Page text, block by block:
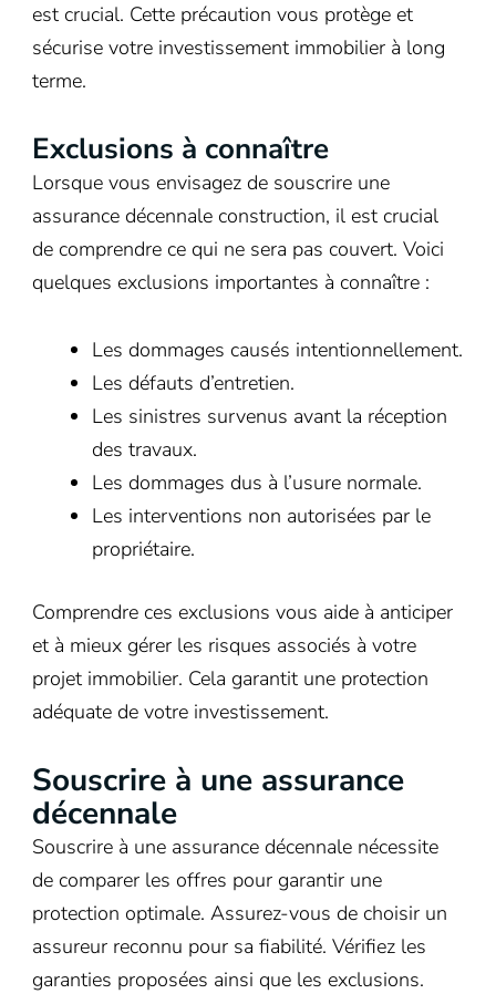
est crucial. Cette précaution vous protège et
sécurise votre investissement immobilier à long
terme.
Exclusions à connaître
Lorsque vous envisagez de souscrire une
assurance décennale construction, il est crucial
de comprendre ce qui ne sera pas couvert. Voici
quelques exclusions importantes à connaître :
Les dommages causés intentionnellement.
Les défauts d’entretien.
Les sinistres survenus avant la réception
des travaux.
Les dommages dus à l’usure normale.
Les interventions non autorisées par le
propriétaire.
Comprendre ces exclusions vous aide à anticiper
et à mieux gérer les risques associés à votre
projet immobilier. Cela garantit une protection
adéquate de votre investissement.
Souscrire à une assurance
décennale
Souscrire à une assurance décennale nécessite
de comparer les offres pour garantir une
protection optimale. Assurez-vous de choisir un
assureur reconnu pour sa fiabilité. Vérifiez les
garanties proposées ainsi que les exclusions.